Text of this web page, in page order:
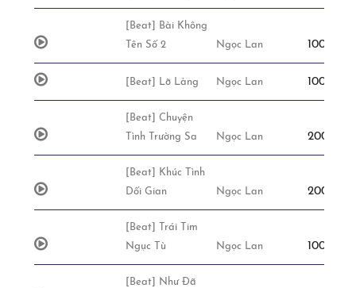
[Beat] Bài Không
Tên Số 2
Ngọc Lan
[Beat] Lỡ Làng Ngọc Lan
[Beat] Chuyện
Tình Trường Sa
Ngọc Lan
[Beat] Khúc Tình
Dối Gian
Ngọc Lan
[Beat] Trái Tim
Ngục Tù
Ngọc Lan
[Beat] Như Đã